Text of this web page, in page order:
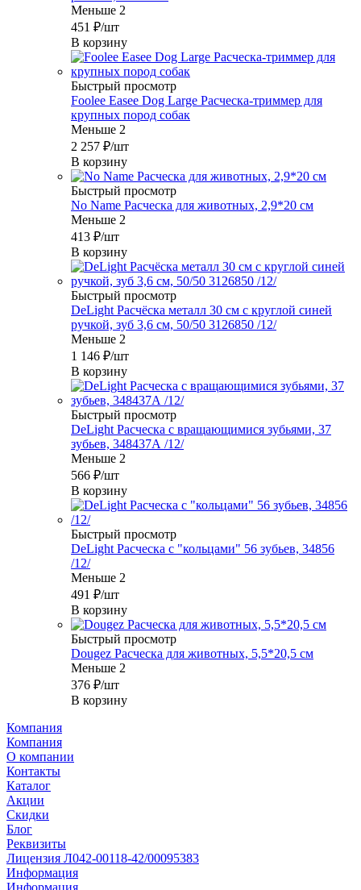
Меньше 2
451 ₽/шт
В корзину
Быстрый просмотр
Foolee Easee Dog Large Расческа-триммер для
крупных пород собак
Меньше 2
2 257 ₽/шт
В корзину
Быстрый просмотр
No Name Расческа для животных, 2,9*20 см
Меньше 2
413 ₽/шт
В корзину
Быстрый просмотр
DeLight Расчёска металл 30 см с круглой синей
ручкой, зуб 3,6 см, 50/50 3126850 /12/
Меньше 2
1 146 ₽/шт
В корзину
Быстрый просмотр
DeLight Расческа c вращающимися зубьями, 37
зубьев, 348437А /12/
Меньше 2
566 ₽/шт
В корзину
Быстрый просмотр
DeLight Расческа с "кольцами" 56 зубьев, 34856
/12/
Меньше 2
491 ₽/шт
В корзину
Быстрый просмотр
Dougez Расческа для животных, 5,5*20,5 см
Меньше 2
376 ₽/шт
В корзину
Компания
Компания
О компании
Контакты
Каталог
Акции
Скидки
Блог
Реквизиты
Лицензия Л042-00118-42/00095383
Информация